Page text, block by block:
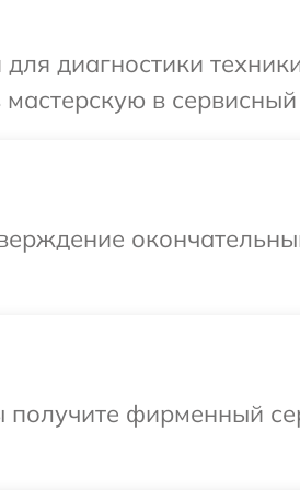
диагностики
в
фирменный